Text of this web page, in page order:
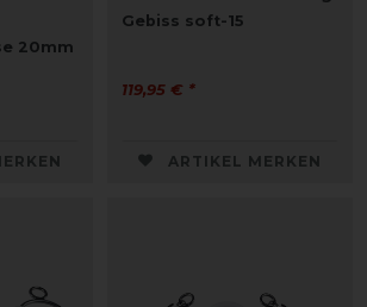
20mm
Gebiss soft-15
119,95 € *
ARTIKEL MERKEN